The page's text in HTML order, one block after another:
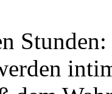
Stunden: